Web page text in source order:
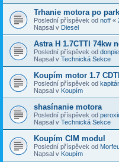
Trhanie motora po
Poslední příspěvek od noff «
Napsal v Diesel
Astra H 1.7CTTI 74kw
Poslední příspěvek od
Napsal v Technická Sekce
Koupím motor 1.7
Poslední příspěvek od
Napsal v Koupím
shasínanie motora
Poslední příspěvek od
Napsal v Technická Sekce
Koupím CIM modul
Poslední příspěvek od
Napsal v Koupím